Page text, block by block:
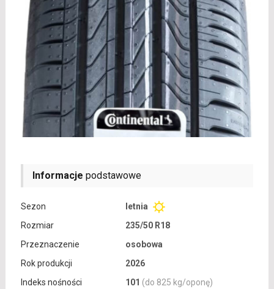
Informacje podstawowe
Sezon
letnia
Rozmiar
235/50 R18
Przeznaczenie
osobowa
Rok produkcji
2026
Indeks nośności
101 (do 825 kg/oponę)